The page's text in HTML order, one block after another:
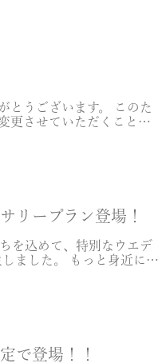
とうございます。 このた
更させていただくことと
リープラン登場！
を込めて、特別なウエデ
ました。 もっと身近に、
で登場！！